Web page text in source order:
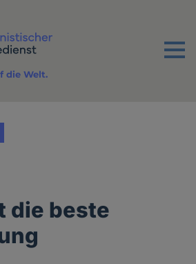
Menu
die Welt.
die beste